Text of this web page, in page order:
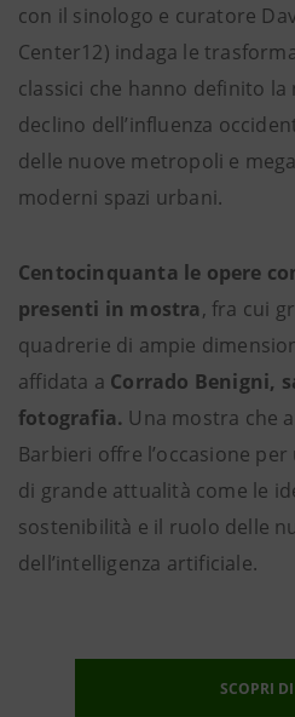
con il sinologo e curatore
Center12) indaga le
classici che hanno definito
declino dell’influenza
delle nuove metropoli e
moderni spazi urbani.
Centocinquanta le opere
presenti in mostra, fra cui
quadrerie di ampie
affidata a Corrado Benigni,
fotografia. Una mostra che
Barbieri offre l’occasione
di grande attualità come le
sostenibilità e il ruolo delle
dell’intelligenza artificiale.
SCOPRI